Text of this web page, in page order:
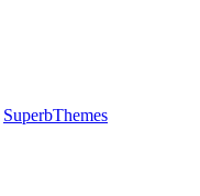
SuperbThemes